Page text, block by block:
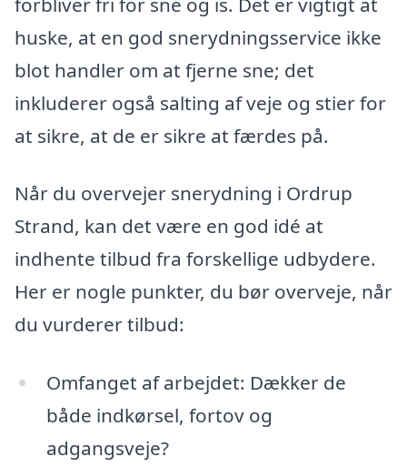
huske, at en god snerydningsservice ikke
blot handler om at fjerne sne; det
inkluderer også salting af veje og stier for
at sikre, at de er sikre at færdes på.
Når du overvejer snerydning i Ordrup
Strand, kan det være en god idé at
indhente tilbud fra forskellige udbydere.
Her er nogle punkter, du bør overveje, når
du vurderer tilbud:
Omfanget af arbejdet: Dækker de
både indkørsel, fortov og
adgangsveje?